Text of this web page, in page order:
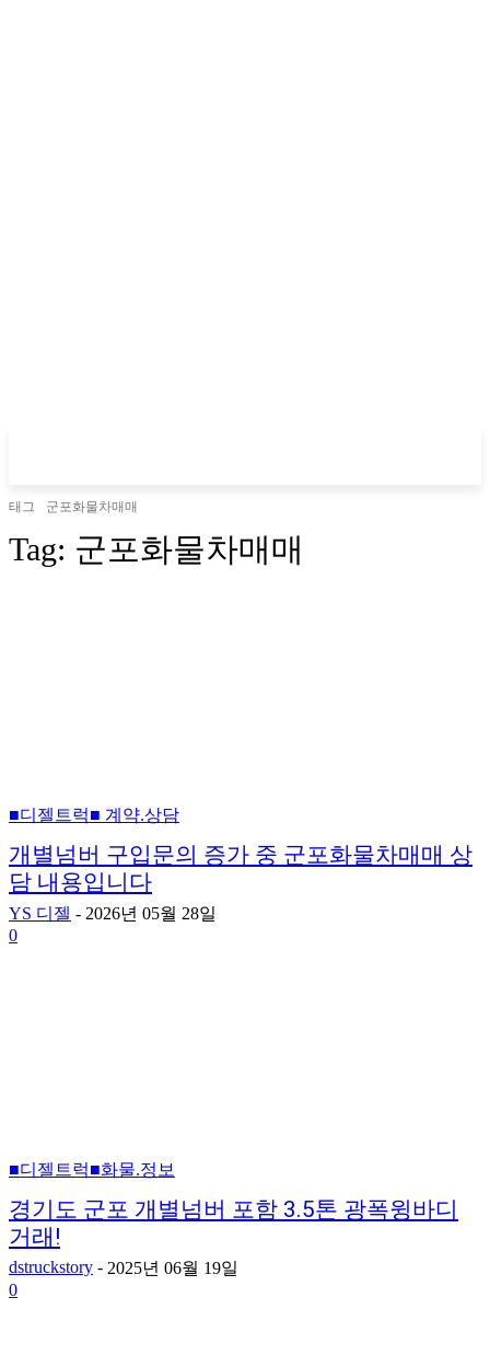
태그 군포화물차매매
Tag: 군포화물차매매
■디젤트럭■ 계약.상담
개별넘버 구입문의 증가 중 군포화물차매매 상
담 내용입니다
YS 디젤 - 2026년 05월 28일
0
■디젤트럭■화물.정보
경기도 군포 개별넘버 포함 3.5톤 광폭윙바디
거래!
dstruckstory - 2025년 06월 19일
0